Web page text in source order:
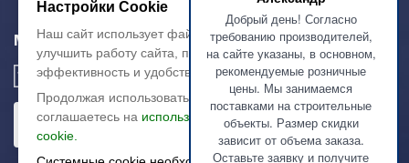
Добрый день! Согласно
требованию производителей,
на сайте указаны, в основном,
рекомендуемые розничные
цены. Мы занимаемся
поставками на строительные
объекты. Размер скидки
зависит от объема заказа.
Оставьте заявку и получите
Мы в соц. сетях
Настройки Cookie
Наш сайт использует файлы cookie, чтобы
улучшить работу сайта, повысить его
эффективность и удобство.
Продолжая использовать сайт, вы
соглашаетесь на использование файлов
cookie.